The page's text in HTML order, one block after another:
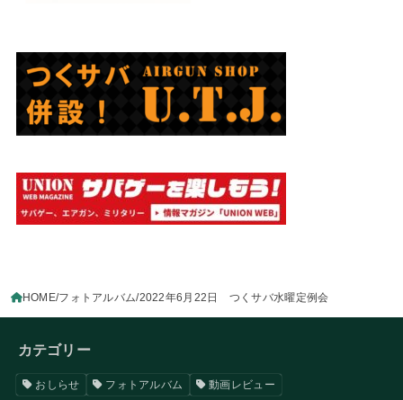
HOME フォトアルバム 2022年6月22日 つくサバ水曜定例会
カテゴリー
おしらせ フォトアルバム 動画レビュー